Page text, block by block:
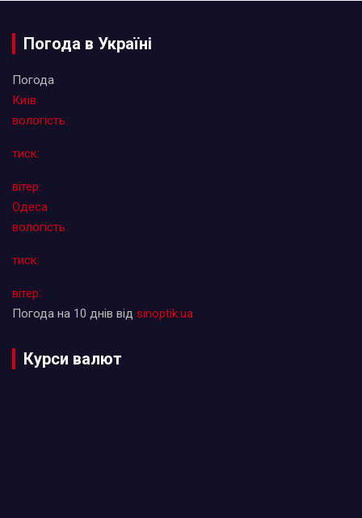
Погода в Україні
Погода
Київ
вологість:
тиск:
вітер:
Одеса
вологість:
тиск:
вітер:
Погода на 10 днів від sinoptik.ua
Курси валют